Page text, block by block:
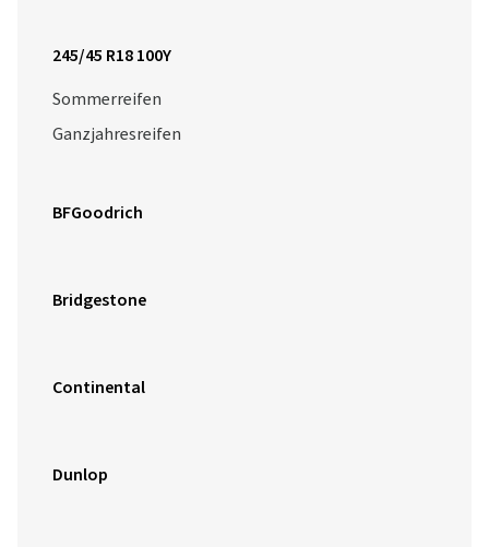
245/45 R18 100Y
Sommerreifen
Ganzjahresreifen
BFGoodrich
Bridgestone
Continental
Dunlop